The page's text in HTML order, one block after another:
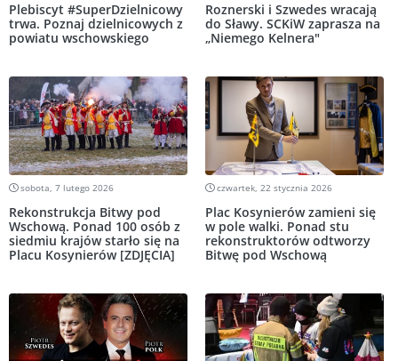
Plebiscyt #SuperDzielnicowy
trwa. Poznaj dzielnicowych z
powiatu wschowskiego
Roznerski i Szwedes wracają
do Sławy. SCKiW zaprasza na
„Niemego Kelnera"
sobota, 7 lutego 2026
Rekonstrukcja Bitwy pod
Wschową. Ponad 100 osób z
siedmiu krajów starło się na
Placu Kosynierów [ZDJĘCIA]
czwartek, 22 stycznia 2026
Plac Kosynierów zamieni się
w pole walki. Ponad stu
rekonstruktorów odtworzy
Bitwę pod Wschową